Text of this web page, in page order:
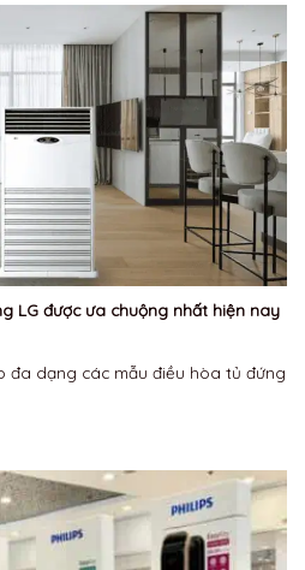
LG được ưa chuộng nhất hiện nay
đa dạng các mẫu điều hòa tủ đứng